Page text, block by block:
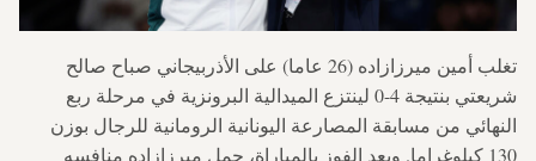
تغلب أمين ميرزازاده (26 عاما) على الأذربيجاني صباح صالح
شريعتي بنتيجة 4-0 لينتزع الميدالية البرونزية في مرحلة ربع
النهائي من مسابقة المصارعة اليونانية الرومانية للرجال بوزن
130 كيلوغراما. وبعد الفوز بالمباراة، حمل ميرزازاده منافسه